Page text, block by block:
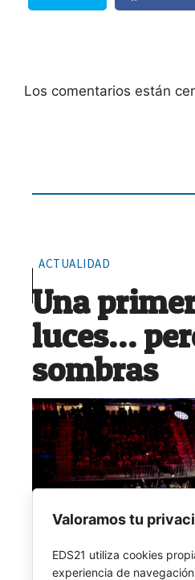
Los comentarios están
ACTUALIDAD
Una
luces…
sombras
Valoramos tu
EDS21 utiliza cookies
experiencia de